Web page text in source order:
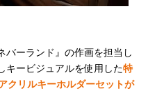
バーランド』の作画を担当し
キービジュアルを使用した特
クリルキーホルダーセットが